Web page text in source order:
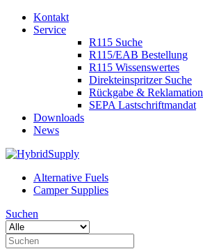
Kontakt
Service
R115 Suche
R115/EAB Bestellung
R115 Wissenswertes
Direkteinspritzer Suche
Rückgabe & Reklamation
SEPA Lastschriftmandat
Downloads
News
Alternative Fuels
Camper Supplies
Suchen